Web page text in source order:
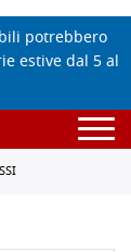
potrebbero
estive dal 5 al